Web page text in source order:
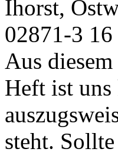
Ihorst,
02871-3 16
Aus
Heft ist uns
steht.